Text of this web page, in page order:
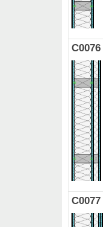
C0076
C0077